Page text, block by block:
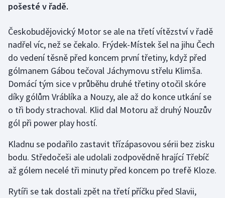
Florbal
Golf
Gymnastika
Jezdectví
Judo
pošesté v řadě.
Českobudějovický Motor se ale na třetí vítězství v řadě
nadřel víc, než se čekalo. Frýdek-Místek šel na jihu Čech
do vedení těsně před koncem první třetiny, když před
gólmanem Gábou tečoval Jáchymovu střelu Klimša.
Domácí tým sice v průběhu druhé třetiny otočil skóre
díky gólům Vráblíka a Nouzy, ale až do konce utkání se
o tři body strachoval. Klid dal Motoru až druhý Nouzův
gól při power play hostí.
Kladnu se podařilo zastavit třízápasovou sérii bez zisku
bodu. Středočeši ale udolali zodpovědně hrající Třebíč
až gólem necelé tři minuty před koncem po trefě Kloze.
Rytíři se tak dostali zpět na třetí příčku před Slavii,